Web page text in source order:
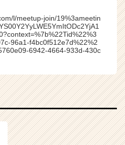
l/meetup-join/19%3ameetin
96a1-f4bc0f512e7d%22%2
6942-4664-933d-430c